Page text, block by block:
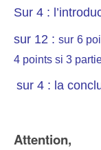
Sur 4 :
sur 12 :sur 6
4 points si 3
sur 4 : la
Attention,